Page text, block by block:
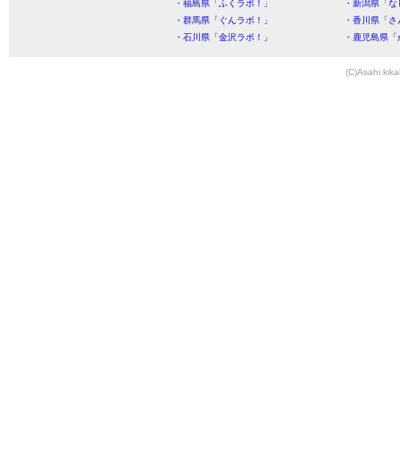
・福島県「ふくラボ！」
・新潟県「
・群馬県「ぐんラボ！」
・香川県「
・石川県「金沢ラボ！」
・鹿児島県
(C)Asahi